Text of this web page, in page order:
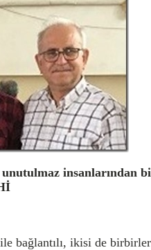
insanlarından
bağlantılı, ikisi de